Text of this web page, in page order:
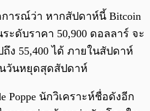
ารณ์ว่า หากสัปดาห์นี้ Bitcoin
ะดับราคา 50,900 ดอลลาร์ จะ
ง 55,400 ได้ ภายในสัปดาห์
วันหยุดสุดสัปดาห์
Poppe นักวิเคราะห์ชื่อดังอีก